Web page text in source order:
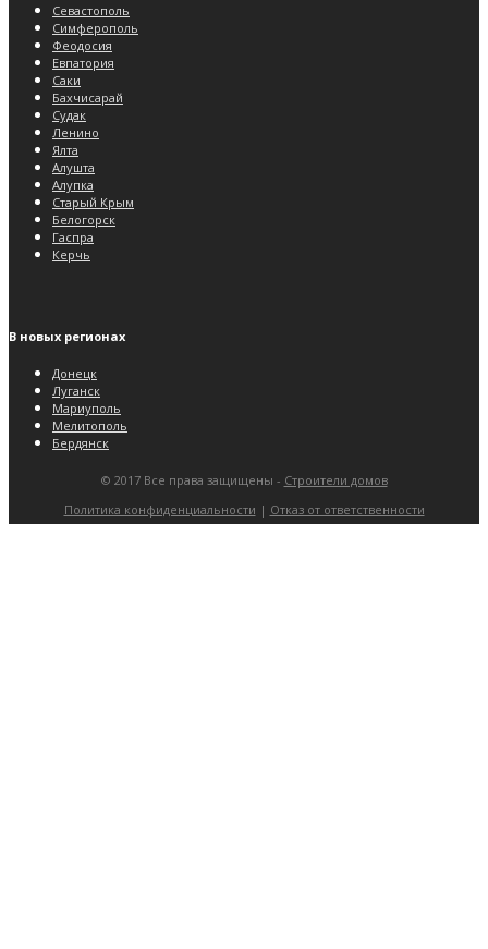
Севастополь
Симферополь
Феодосия
Евпатория
Саки
Бахчисарай
Судак
Ленино
Ялта
Алушта
Алупка
Старый Крым
Белогорск
Гаспра
Керчь
В новых регионах
Донецк
Луганск
Мариуполь
Мелитополь
Бердянск
© 2017 Все права защищены - Строители домов
Политика конфиденциальности | Отказ от ответственности